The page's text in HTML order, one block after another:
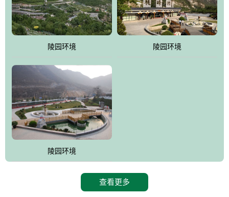
刻着军人不朽的丰功伟绩，记载着将士辉煌的戎马生涯，尽显人生
个性;吉祥苑一派福禄祥和，长眠者在这里演绎着生命的永恒和再现;
如意苑尽现了逝者的宿愿和亲人们绵绵哀情及无尽孝意...
为抗日和解放战争期间流血牺牲的烈士新建一座革命烈士陵园，无
偿建墓立碑。建成后的烈士陵园将成为昌平区党员及各所学校的爱
国主义教育基地。
陵园环境 陵园环境
陵园环境
查看更多